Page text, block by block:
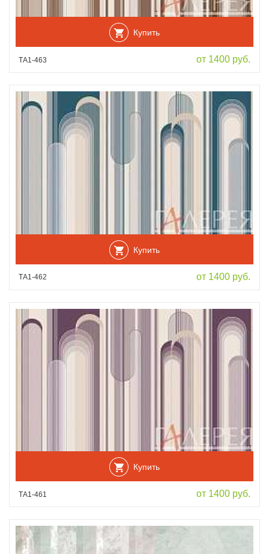
Купить
ТА1-463 от 1400 руб.
Купить
ТА1-462 от 1400 руб.
Купить
ТА1-461 от 1400 руб.